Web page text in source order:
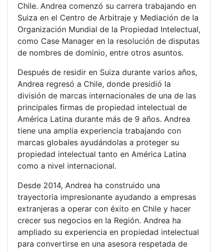
Chile. Andrea comenzó su carrera trabajando en
Suiza en el Centro de Arbitraje y Mediación de la
Organización Mundial de la Propiedad Intelectual,
como Case Manager en la resolución de disputas
de nombres de dominio, entre otros asuntos.
Después de residir en Suiza durante varios años,
Andrea regresó a Chile, donde presidió la
división de marcas internacionales de una de las
principales firmas de propiedad intelectual de
América Latina durante más de 9 años. Andrea
tiene una amplia experiencia trabajando con
marcas globales ayudándolas a proteger su
propiedad intelectual tanto en América Latina
como a nivel internacional.
Desde 2014, Andrea ha construido una
trayectoria impresionante ayudando a empresas
extranjeras a operar con éxito en Chile y hacer
crecer sus negocios en la Región. Andrea ha
ampliado su experiencia en propiedad intelectual
para convertirse en una asesora respetada de